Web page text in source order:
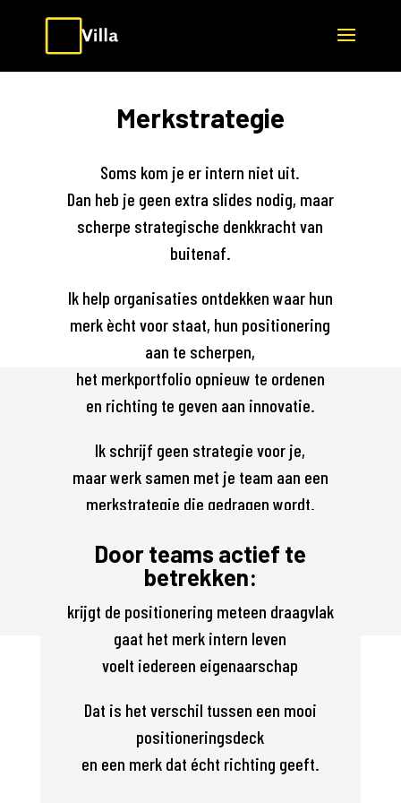
Merkstrategie
Soms kom je er intern niet uit.
Dan heb je geen extra slides nodig, maar
scherpe strategische denkkracht van
buitenaf.
Ik help organisaties ontdekken waar hun
merk ècht voor staat, hun positionering
aan te scherpen,
het merkportfolio opnieuw te ordenen
en richting te geven aan innovatie.
Ik schrijf geen strategie voor je,
maar werk samen met je team aan een
merkstrategie die gedragen wordt.
Door teams actief te
betrekken:
krijgt de positionering meteen draagvlak
gaat het merk intern leven
voelt iedereen eigenaarschap
Dat is het verschil tussen een mooi
positioneringsdeck
en een merk dat écht richting geeft.